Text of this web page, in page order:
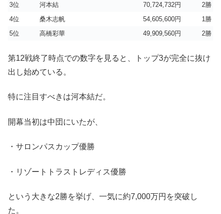
3位
河本結 70,724,732円
2勝
4位
桑木志帆 54,605,600円
1勝
5位
高橋彩華 49,909,560円 2勝
第12戦終了時点での数字を見ると、トップ3が完全に抜け
出し始めている。
特に注目すべきは河本結だ。
開幕当初は中団にいたが、
・サロンパスカップ優勝
・リゾートトラストレディス優勝
という大きな2勝を挙げ、一気に約7,000万円を突破し
た。